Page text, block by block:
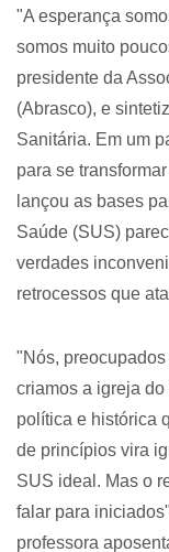
"A esperança
somos muito
presidente da
(Abrasco), e
Sanitária. Em um
para se
lançou as bases
Saúde (SUS)
verdades
retrocessos que
"Nós,
criamos a igreja
política e histórica
de princípios vira
SUS ideal. Mas o
falar para
professora